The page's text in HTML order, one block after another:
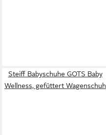
Steiff Babyschuhe GOTS Baby
Wellness, gefüttert Wagenschuh